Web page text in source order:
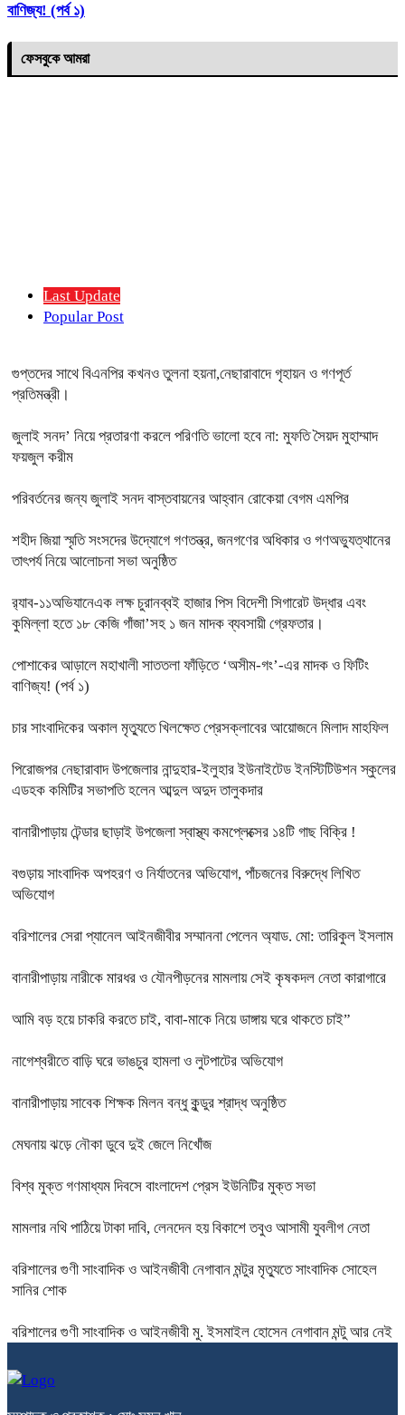
বাণিজ্য! (পর্ব ১)
ফেসবুকে আমরা
Last Update
Popular Post
গুপ্তদের সাথে বিএনপির কখনও তুলনা হয়না,নেছারাবাদে গৃহায়ন ও গণপূর্ত
প্রতিমন্ত্রী।
জুলাই সনদ’ নিয়ে প্রতারণা করলে পরিণতি ভালো হবে না: মুফতি সৈয়দ মুহাম্মাদ
ফয়জুল করীম
পরিবর্তনের জন্য জুলাই সনদ বাস্তবায়নের আহ্বান রোকেয়া বেগম এমপির
শহীদ জিয়া স্মৃতি সংসদের উদ্যোগে গণতন্ত্র, জনগণের অধিকার ও গণঅভ্যুত্থানের
তাৎপর্য নিয়ে আলোচনা সভা অনুষ্ঠিত
র‌্যাব-১১অভিযানেএক লক্ষ চুরানব্বই হাজার পিস বিদেশী সিগারেট উদ্ধার এবং
কুমিল্লা হতে ১৮ কেজি গাঁজা’সহ ১ জন মাদক ব্যবসায়ী গ্রেফতার।
পোশাকের আড়ালে মহাখালী সাততলা ফাঁড়িতে ‘অসীম-গং’-এর মাদক ও ফিটিং
বাণিজ্য! (পর্ব ১)
চার সাংবাদিকের অকাল মৃত্যুতে খিলক্ষেত প্রেসক্লাবের আয়োজনে মিলাদ মাহফিল
পিরোজপর নেছারাবাদ উপজেলার নান্দুহার-ইলুহার ইউনাইটেড ইনস্টিটিউশন স্কুলের
এডহক কমিটির সভাপতি হলেন আব্দুল অদুদ তালুকদার
বানারীপাড়ায় টেন্ডার ছাড়াই উপজেলা স্বাস্থ্য কমপ্লেক্সের ১৪টি গাছ বিক্রি !
বগুড়ায় সাংবাদিক অপহরণ ও নির্যাতনের অভিযোগ, পাঁচজনের বিরুদ্ধে লিখিত
অভিযোগ
বরিশালের সেরা প্যানেল আইনজীবীর সম্মাননা পেলেন অ্যাড. মো: তারিকুল ইসলাম
বানারীপাড়ায় নারীকে মারধর ও যৌনপীড়নের মামলায় সেই কৃষকদল নেতা কারাগারে
আমি বড় হয়ে চাকরি করতে চাই, বাবা-মাকে নিয়ে ডাঙ্গায় ঘরে থাকতে চাই”
নাগেশ্বরীতে বাড়ি ঘরে ভাঙচুর হামলা ও লুটপাটের অভিযোগ
বানারীপাড়ায় সাবেক শিক্ষক মিলন বন্ধু কুন্ডুর শ্রাদ্ধ অনুষ্ঠিত
মেঘনায় ঝড়ে নৌকা ডুবে দুই জেলে নিখোঁজ
বিশ্ব মুক্ত গণমাধ্যম দিবসে বাংলাদেশ প্রেস ইউনিটির মুক্ত সভা
মামলার নথি পাঠিয়ে টাকা দাবি, লেনদেন হয় বিকাশে তবুও আসামী যুবলীগ নেতা
বরিশালের গুণী সাংবাদিক ও আইনজীবী নেগাবান মন্টুর মৃত্যুতে সাংবাদিক সোহেল
সানির শোক
বরিশালের গুণী সাংবাদিক ও আইনজীবী মু. ইসমাইল হোসেন নেগাবান মন্টু আর নেই